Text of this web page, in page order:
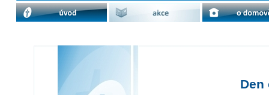
úvod akce o domově